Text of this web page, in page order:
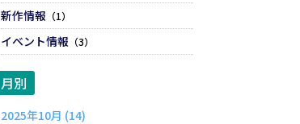
新作情報 （1）
イベント情報 （3）
月別
2025年10月 (14)